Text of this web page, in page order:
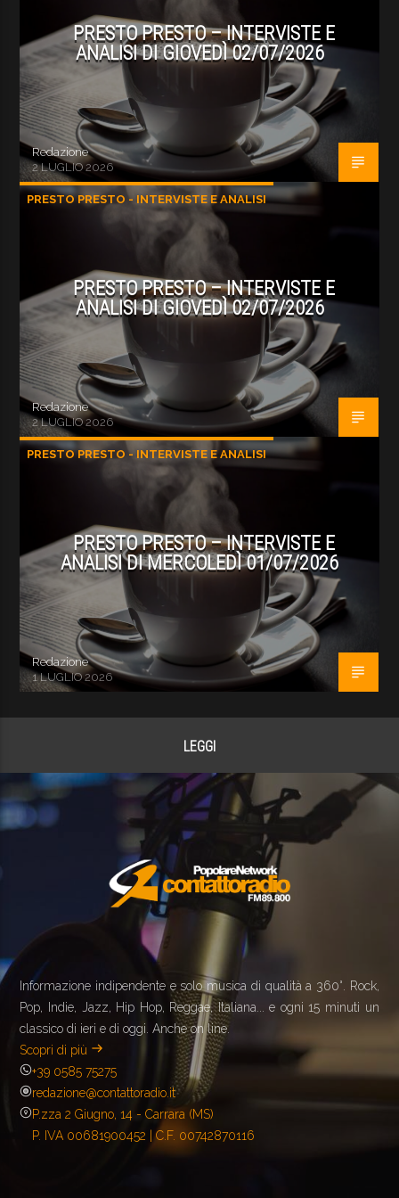
PRESTO PRESTO – INTERVISTE E
ANALISI DI GIOVEDÌ 02/07/2026
Redazione
2 LUGLIO 2026
PRESTO PRESTO - INTERVISTE E ANALISI
PRESTO PRESTO – INTERVISTE E
ANALISI DI GIOVEDÌ 02/07/2026
Redazione
2 LUGLIO 2026
PRESTO PRESTO - INTERVISTE E ANALISI
PRESTO PRESTO – INTERVISTE E
ANALISI DI MERCOLEDÌ 01/07/2026
Redazione
1 LUGLIO 2026
LEGGI
Informazione indipendente e solo musica di qualità a 360°. Rock,
Pop, Indie, Jazz, Hip Hop, Reggae, Italiana... e ogni 15 minuti un
classico di ieri e di oggi. Anche on line.
Scopri di più
+39 0585 75275
redazione@contattoradio.it
P.zza 2 Giugno, 14 - Carrara (MS)
P. IVA 00681900452 | C.F. 00742870116